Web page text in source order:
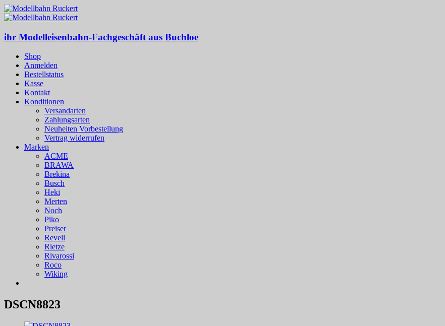
ihr Modelleisenbahn-Fachgeschäft aus Buchloe
Shop
Anmelden
Bestellstatus
Kasse
Kontakt
Konditionen
Versandarten
Zahlungsarten
Neuheiten Vorbestellung
Vertrag widerrufen
Marken
ACME
BRAWA
Brekina
Busch
Heki
Merten
Noch
Piko
Preiser
Revell
Rietze
Rivarossi
Roco
Wiking
DSCN8823